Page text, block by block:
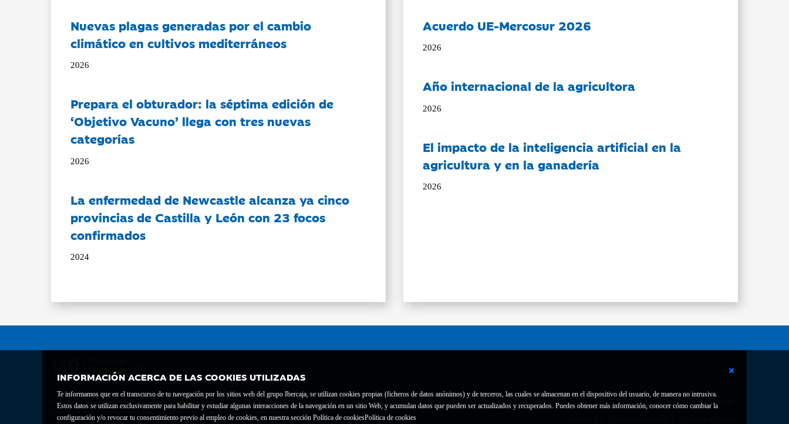
INFORMACIÓN ACERCA DE LAS COOKIES UTILIZADAS
Te informamos que en el transcurso de tu navegación por los sitios web del grupo Ibercaja, se utilizan cookies propias (ficheros de datos anónimos) y de terceros, las cuales se almacenan en el dispositivo del usuario, de manera no intrusiva.
Estos datos se utilizan exclusivamente para habilitar y estudiar algunas interacciones de la navegación en un sitio Web, y acumulan datos que pueden ser actualizados y recuperados. Puedes obtener más información, conocer cómo cambiar la
configuración y/o revocar tu consentimiento previo al empleo de cookies, en nuestra sección Política de cookiesPolítica de cookies
Nuevas plagas generadas por el cambio
climático en cultivos mediterráneos
2026
Prepara el obturador: la séptima edición de
‘Objetivo Vacuno’ llega con tres nuevas
categorías
2026
La enfermedad de Newcastle alcanza ya cinco
provincias de Castilla y León con 23 focos
confirmados
2024
Acuerdo UE-Mercosur 2026
2026
Año internacional de la agricultora
2026
El impacto de la inteligencia artificial en la
agricultura y en la ganadería
2026
Fundación Bancaria Ibercaja C.I.F. G-50000652.
Inscrita en el Registro de Fundaciones del Mº de Educación, Cultura y Deporte con el nº 1689.
Contacto Declaración de accesibilidad